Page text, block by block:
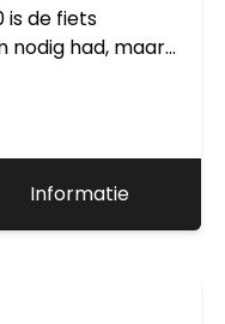
is de fiets
nodig had, maar
praktische
semi-
tot de
is deze fiets
gebruik. De
Informatie